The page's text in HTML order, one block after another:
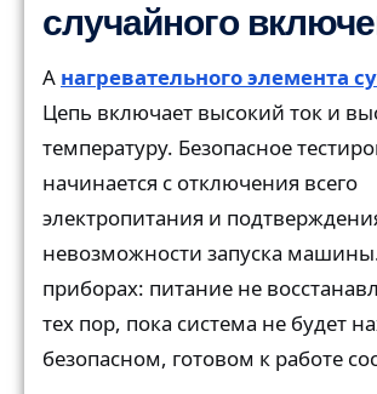
случайного
A нагревательного элемента
Цепь включает высокий ток и
температуру. Безопасное
начинается с отключения всего
электропитания и
невозможности запуска
приборах: питание не
тех пор, пока система не будет
безопасном, готовом к работе